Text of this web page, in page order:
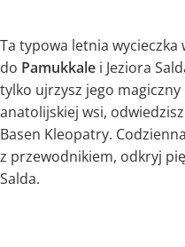
Ta typowa letnia wycieczka
do Pamukkale i Jeziora
tylko ujrzysz jego magiczny
anatolijskiej wsi,
Basen Kleopatry.
z przewodnikiem, odkryj
Salda.